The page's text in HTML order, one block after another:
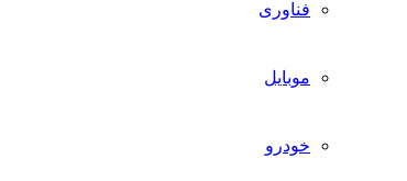
فناوری
موبایل
خودرو